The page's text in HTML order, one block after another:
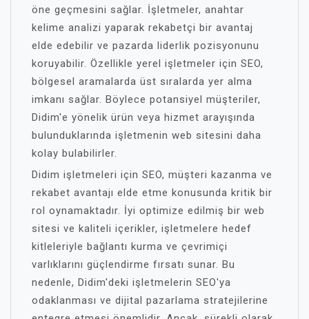
öne geçmesini sağlar. İşletmeler, anahtar
kelime analizi yaparak rekabetçi bir avantaj
elde edebilir ve pazarda liderlik pozisyonunu
koruyabilir. Özellikle yerel işletmeler için SEO,
bölgesel aramalarda üst sıralarda yer alma
imkanı sağlar. Böylece potansiyel müşteriler,
Didim'e yönelik ürün veya hizmet arayışında
bulunduklarında işletmenin web sitesini daha
kolay bulabilirler.
Didim işletmeleri için SEO, müşteri kazanma ve
rekabet avantajı elde etme konusunda kritik bir
rol oynamaktadır. İyi optimize edilmiş bir web
sitesi ve kaliteli içerikler, işletmelere hedef
kitleleriyle bağlantı kurma ve çevrimiçi
varlıklarını güçlendirme fırsatı sunar. Bu
nedenle, Didim'deki işletmelerin SEO'ya
odaklanması ve dijital pazarlama stratejilerine